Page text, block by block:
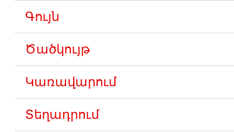
Գույն
Ծածկույթ
Կառավարում
Տեղադրում